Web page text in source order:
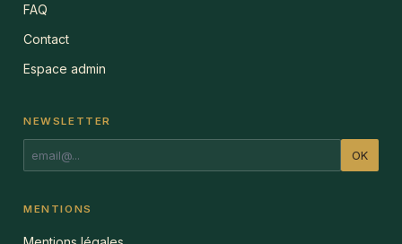
FAQ
Contact
Espace admin
NEWSLETTER
OK
MENTIONS